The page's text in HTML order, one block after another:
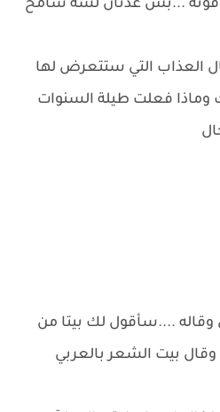
قوته ...بس عدنان لسة شامخ
العذاب التي ستتعرض لها
فعلت طيلة السنوات
....سأقول لك بيتا من
بيت الشعر بالعربي